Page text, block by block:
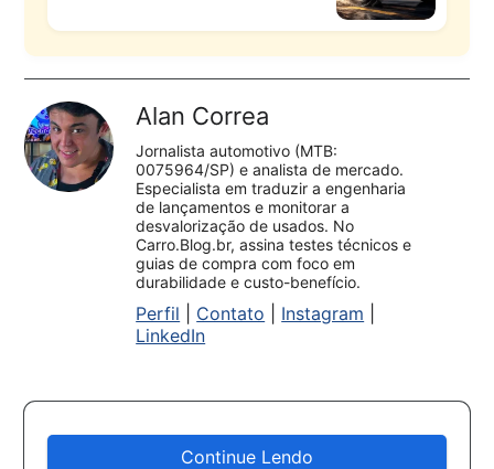
Alan Correa
Jornalista automotivo (MTB:
0075964/SP) e analista de mercado.
Especialista em traduzir a engenharia
de lançamentos e monitorar a
desvalorização de usados. No
Carro.Blog.br, assina testes técnicos e
guias de compra com foco em
durabilidade e custo-benefício.
Perfil Contato Instagram
LinkedIn
Continue Lendo